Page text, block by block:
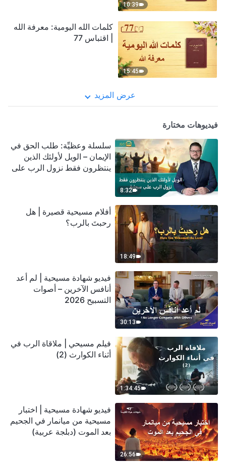
10:39
15:45
كلمات الله اليومية: معرفة الله
| اقتباس 77
عرض المزيد
فيديوهات مختارة
8:32
سلسلة وعظيِّة: طلب الحق في
الإيمان – الويل لأولئك الذين
ينتظرون فقط نزول الرب على
18:49
أفلام مسيحية قصيرة | هل
رحبتَ بالرب؟
30:13
فيديو شهادة مسيحية | لم أعد
أنافس الآخرين – أصوات
التسبيح 2026
1:34:45
فيلم مسيحي | ملاقاة الرب في
أثناء الكوارث (2)
26:56
فيديو شهادة مسيحية | اختبار
مسيحية من ميانمار في الجحيم
بعد الموت (دبلجة عربية)